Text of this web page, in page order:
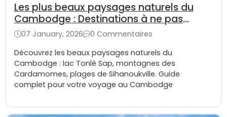
Les plus beaux paysages naturels du
Cambodge : Destinations à ne pas
manquer
07 January, 2026
0 Commentaires
Découvrez les beaux paysages naturels du
Cambodge : lac Tonlé Sap, montagnes des
Cardamomes, plages de Sihanoukville. Guide
complet pour votre voyage au Cambodge